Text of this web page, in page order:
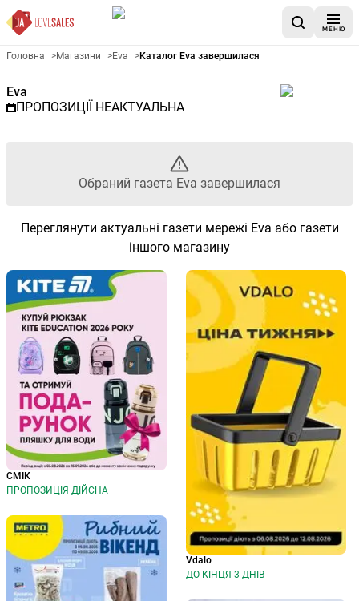
МЕНЮ
Рекламна газета Eva -
Головна >Магазини >Eva >Каталог Eva завершилася
Eva
ПРОПОЗИЦІЇ НЕАКТУАЛЬНА
Обраний газета Eva завершилася
Переглянути актуальні газети мережі Eva або газети
іншого магазину
СМІК
ПРОПОЗИЦІЯ ДІЙСНА
Vdalo
ДО КІНЦЯ 3 ДНІВ